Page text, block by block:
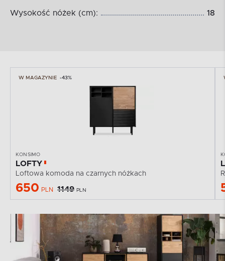
Wysokość nóżek (cm): 18
W MAGAZYNIE -43%
KONSIMO
LOFTY
Loftowa komoda na czarnych nóżkach
650 PLN 1149 PLN